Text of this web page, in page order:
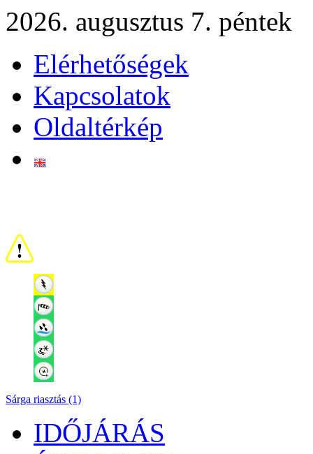
2026. augusztus 7. péntek
Elérhetőségek
Kapcsolatok
Oldaltérkép
Sárga riasztás (1)
IDŐJÁRÁS